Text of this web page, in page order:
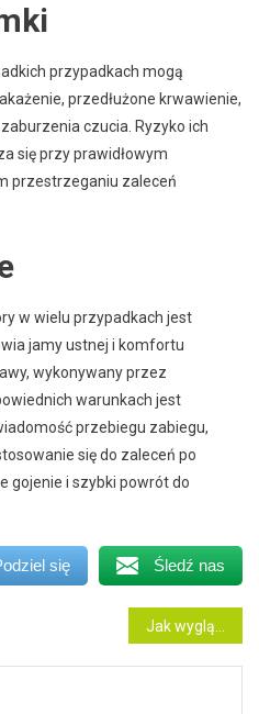
przypadkach mogą
przedłużone krwawienie,
czucia. Ryzyko ich
się przy prawidłowym
przestrzeganiu zaleceń
w wielu przypadkach jest
jamy ustnej i komfortu
wykonywany przez
warunkach jest
przebiegu zabiegu,
się do zaleceń po
gojenie i szybki powrót do
się Śledź nas
Jak wygląda zabieg odsłaniania zatrzymanego zęba?